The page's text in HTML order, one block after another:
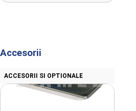
Accesorii
ACCESORII SI OPTIONALE